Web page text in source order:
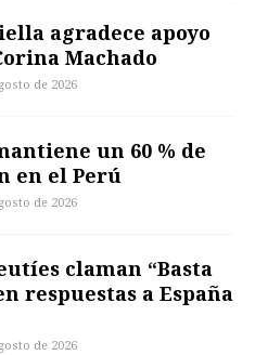
agradece apoyo
Machado
de 2026
un 60 % de
en el Perú
de 2026
claman “Basta
respuestas a España
de 2026